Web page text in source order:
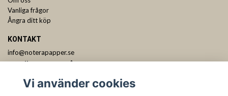
Vanliga frågor
Ångra ditt köp
KONTAKT
info@noterapapper.se
Vi använder cookies